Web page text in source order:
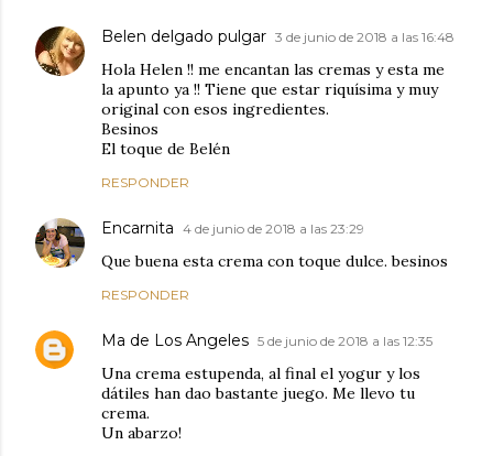
Belen delgado pulgar 3 de junio de 2018 a las 16:48
Hola Helen !! me encantan las cremas y esta me
la apunto ya !! Tiene que estar riquísima y muy
original con esos ingredientes.
Besinos
El toque de Belén
RESPONDER
Encarnita 4 de junio de 2018 a las 23:29
Que buena esta crema con toque dulce. besinos
RESPONDER
Ma de Los Angeles 5 de junio de 2018 a las 12:35
Una crema estupenda, al final el yogur y los
dátiles han dao bastante juego. Me llevo tu
crema.
Un abarzo!